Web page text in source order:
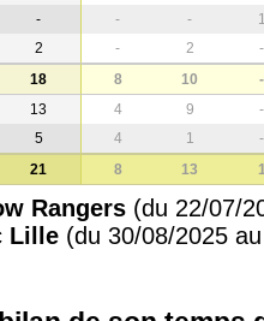
- - -
2 - 2
-
18 8 10
-
13 4 9
-
5 4 1
-
21 8 13
Rangers(du 22/07/
Lille (du 30/08/2025